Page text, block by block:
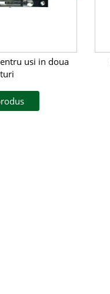
usi in doua